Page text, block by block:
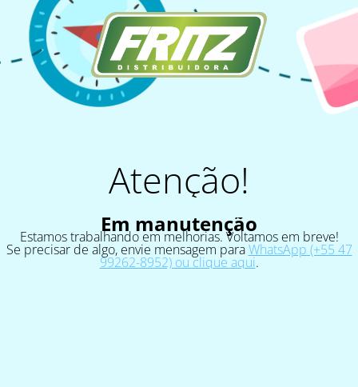
Atenção!
Em manutenção
Estamos trabalhando em melhorias. Voltamos em breve!
Se precisar de algo, envie mensagem paraWhatsApp (+55 47
99262-8952) ou clique aqui.